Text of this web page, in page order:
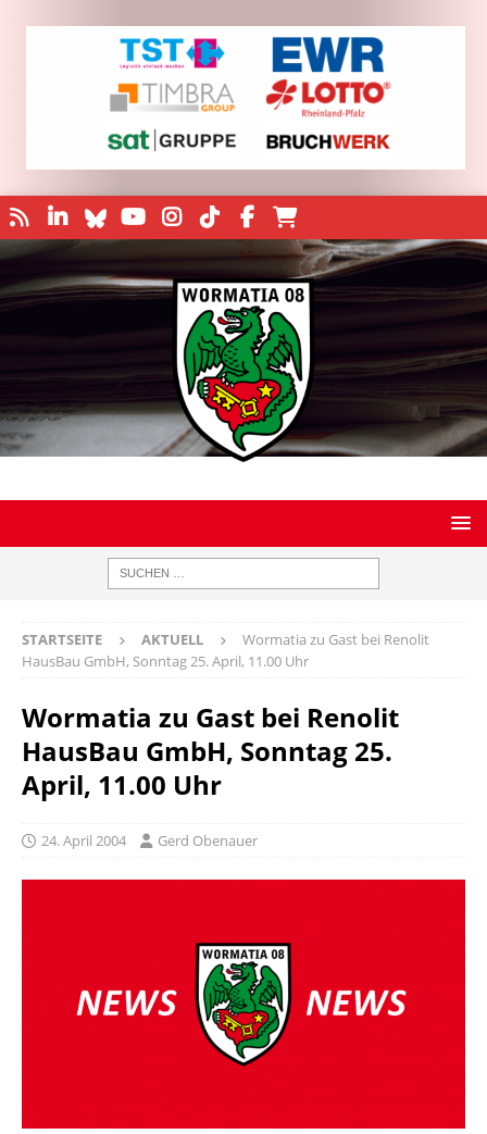
STARTSEITE AKTUELL
Wormatia zu Gast bei Renolit
HausBau GmbH, Sonntag 25. April, 11.00 Uhr
Wormatia zu Gast bei Renolit
HausBau GmbH, Sonntag 25.
April, 11.00 Uhr
24. April 2004 Gerd Obenauer